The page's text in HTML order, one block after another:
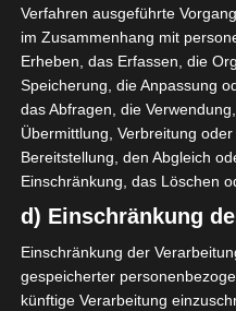
Kalâa Sport (KS) –
Avenir Sportif de
Die nächsten
SPIELTAG 1
22 Aug. 2026
PS Sakiet Eddaïer
-
Verfahren ausgeführte
im Zusammenhang mit
Erheben, das Erfassen, die
Speicherung, die Anpassung
das Abfragen, die
Übermittlung, Verbreitung
Bereitstellung, den Abgleich
Einschränkung, das Löschen
d) Einschränkung
Einschränkung der
gespeicherter
künftige Verarbeitung